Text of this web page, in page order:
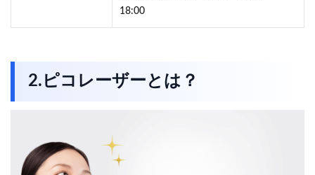
18:00
2.ピコレーザーとは？